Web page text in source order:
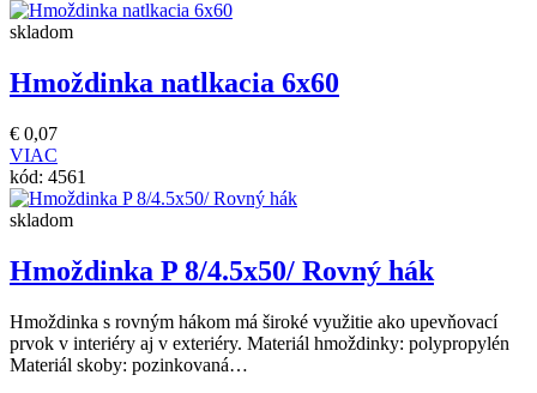
skladom
Hmoždinka natlkacia 6x60
€ 0,07
VIAC
kód: 4561
skladom
Hmoždinka P 8/4.5x50/ Rovný hák
Hmoždinka s rovným hákom má široké využitie ako upevňovací
prvok v interiéry aj v exteriéry. Materiál hmoždinky: polypropylén
Materiál skoby: pozinkovaná…